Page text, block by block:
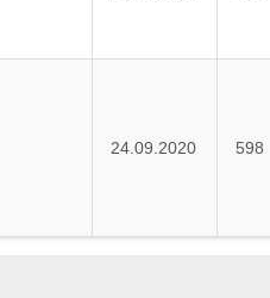
24.09.2020 598